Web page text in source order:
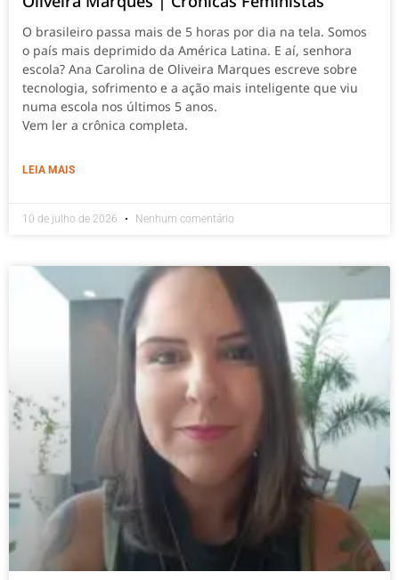
O brasileiro passa mais de 5 horas por dia na tela. Somos
o país mais deprimido da América Latina. E aí, senhora
escola? Ana Carolina de Oliveira Marques escreve sobre
tecnologia, sofrimento e a ação mais inteligente que viu
numa escola nos últimos 5 anos.
Vem ler a crônica completa.
LEIA MAIS
10 de julho de 2026 Nenhum comentário